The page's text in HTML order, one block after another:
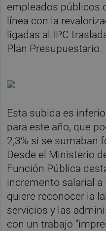
empleados públicos
línea con la
ligadas al IPC
Plan Presupuestario.
Esta subida es
para este año, que
2,3% si se sumaban
Desde el Ministerio
Función Pública
incremento salarial
quiere reconocer la
servicios y las
con un trabajo